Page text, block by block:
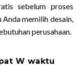
sebelum proses
memilih desain,
perusahaan.
W waktu